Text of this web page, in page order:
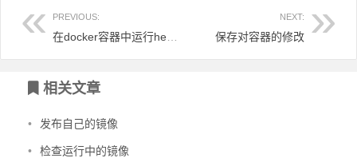
PREVIOUS: NEXT:
保存对容器的修改
相关文章
• 发布自己的镜像
• 检查运行中的镜像